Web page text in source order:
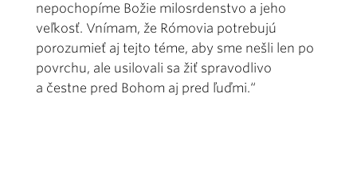
nepochopíme Božie milosrdenstvo a jeho
veľkosť. Vnímam, že Rómovia potrebujú
porozumieť aj tejto téme, aby sme nešli len po
povrchu, ale usilovali sa žiť spravodlivo
a čestne pred Bohom aj pred ľuďmi.“